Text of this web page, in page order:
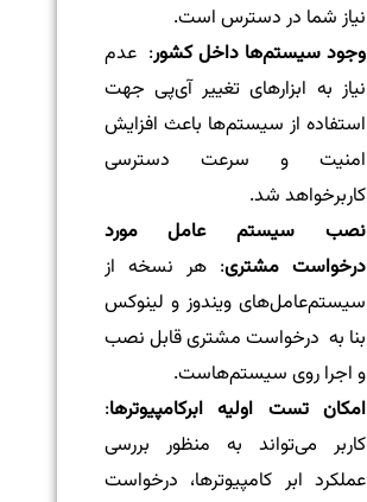
نیاز شما در دسترس است.
وجود سیستم‌ها داخل کشور: عدم
نیاز به ابزارهای تغییر آی‌پی جهت
استفاده از سیستم‌ها باعث افزایش
امنیت و سرعت دسترسی
کاربرخواهد شد.
نصب سیستم عامل مورد
درخواست مشتری: هر نسخه از
سیستم‌عامل‌های ویندوز و لینوکس
بنا به درخواست مشتری قابل نصب
و اجرا روی سیستم‌هاست.
امکان تست اولیه ابرکامپیوترها:
کاربر می‌تواند به منظور بررسی
عملکرد ابر کامپیوترها، درخواست